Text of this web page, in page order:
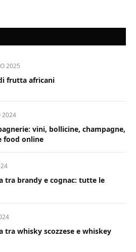
2025
frutta africani
2024
vini, bollicine, champagne,
food online
tra brandy e cognac: tutte le
tra whisky scozzese e whiskey